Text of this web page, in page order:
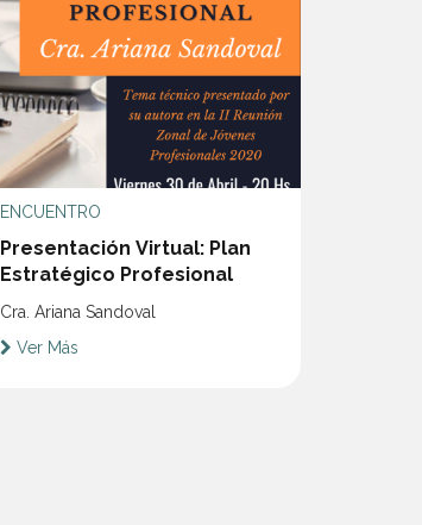
ENCUENTRO
Presentación Virtual: Plan
Estratégico Profesional
Cra. Ariana Sandoval
Ver Más